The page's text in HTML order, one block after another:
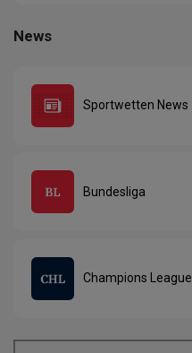
News
Sportwetten News
Bundesliga
Champions League